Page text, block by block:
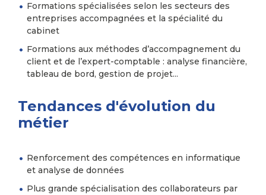
Formations spécialisées selon les secteurs des
entreprises accompagnées et la spécialité du
cabinet
Formations aux méthodes d’accompagnement du
client et de l’expert-comptable : analyse financière,
tableau de bord, gestion de projet...
Tendances d'évolution du
métier
Renforcement des compétences en informatique
et analyse de données
Plus grande spécialisation des collaborateurs par